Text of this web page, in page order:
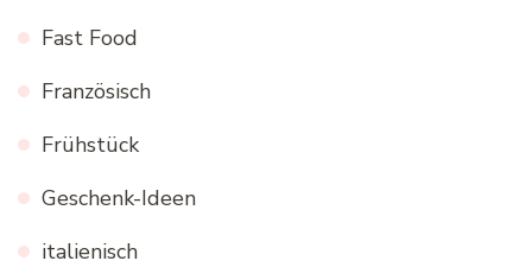
Fast Food
Französisch
Frühstück
Geschenk-Ideen
italienisch